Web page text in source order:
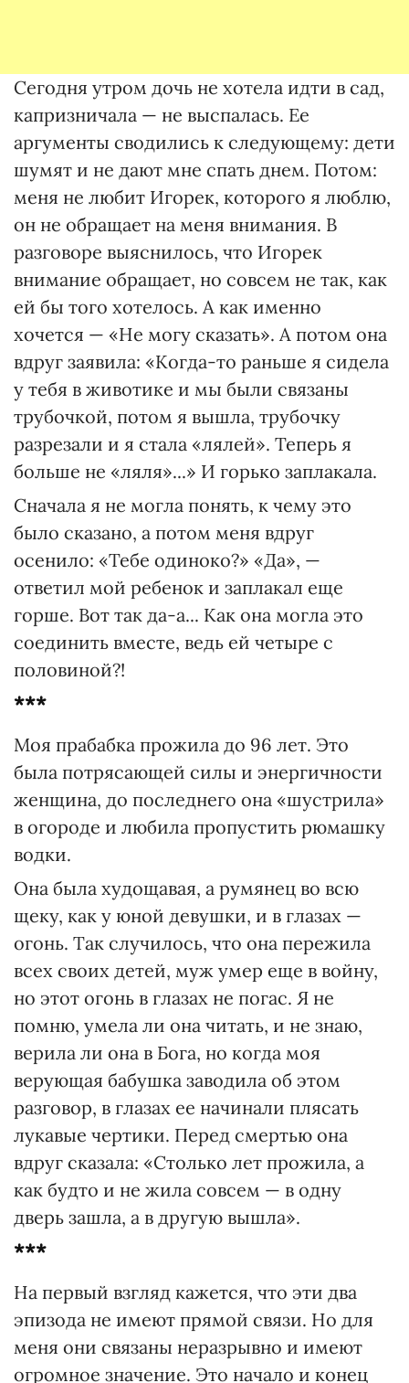
Сегодня утром дочь не хотела идти в сад,
капризничала — не выспалась. Ее
аргументы сводились к следующему: дети
шумят и не дают мне спать днем. Потом:
меня не любит Игорек, которого я люблю,
он не обращает на меня внимания. В
разговоре выяснилось, что Игорек
внимание обращает, но совсем не так, как
ей бы того хотелось. А как именно
хочется — «Не могу сказать». А потом она
вдруг заявила: «Когда-то раньше я сидела
у тебя в животике и мы были связаны
трубочкой, потом я вышла, трубочку
разрезали и я стала «лялей». Теперь я
больше не «ляля»...» И горько заплакала.
Сначала я не могла понять, к чему это
было сказано, а потом меня вдруг
осенило: «Тебе одиноко?» «Да», —
ответил мой ребенок и заплакал еще
горше. Вот так да-а... Как она могла это
соединить вместе, ведь ей четыре с
половиной?!
***
Моя прабабка прожила до 96 лет. Это
была потрясающей силы и энергичности
женщина, до последнего она «шустрила»
в огороде и любила пропустить рюмашку
водки.
Она была худощавая, а румянец во всю
щеку, как у юной девушки, и в глазах —
огонь. Так случилось, что она пережила
всех своих детей, муж умер еще в войну,
но этот огонь в глазах не погас. Я не
помню, умела ли она читать, и не знаю,
верила ли она в Бога, но когда моя
верующая бабушка заводила об этом
разговор, в глазах ее начинали плясать
лукавые чертики. Перед смертью она
вдруг сказала: «Столько лет прожила, а
как будто и не жила совсем — в одну
дверь зашла, а в другую вышла».
***
На первый взгляд кажется, что эти два
эпизода не имеют прямой связи. Но для
меня они связаны неразрывно и имеют
огромное значение. Это начало и конец